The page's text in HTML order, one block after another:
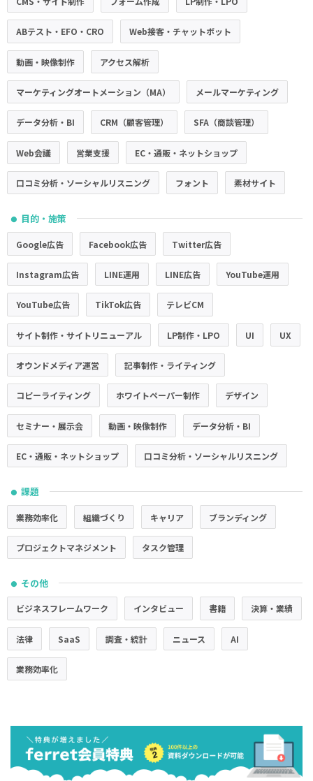
ABテスト・EFO・CRO Web接客・チャットボット
動画・映像制作 アクセス解析
マーケティングオートメーション（MA） メールマーケティング
データ分析・BI CRM（顧客管理） SFA（商談管理）
Web会議 営業支援 EC・通販・ネットショップ
口コミ分析・ソーシャルリスニング フォント 素材サイト
● 目的・施策
Google広告 Facebook広告 Twitter広告
Instagram広告 LINE運用 LINE広告 YouTube運用
YouTube広告 TikTok広告 テレビCM
サイト制作・サイトリニューアル LP制作・LPO UI UX
オウンドメディア運営 記事制作・ライティング
コピーライティング ホワイトペーパー制作 デザイン
セミナー・展示会 動画・映像制作 データ分析・BI
EC・通販・ネットショップ 口コミ分析・ソーシャルリスニング
● 課題
業務効率化 組織づくり キャリア ブランディング
プロジェクトマネジメント タスク管理
● その他
ビジネスフレームワーク インタビュー 書籍 決算・業績
法律 SaaS 調査・統計 ニュース AI
業務効率化